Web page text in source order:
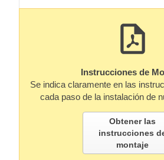
Instrucciones de
Se indica claramente en las
cada paso de la instalación de
Obtener las
instrucciones
montaje